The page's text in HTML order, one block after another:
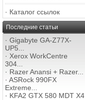
· Каталог ссылок
Последние статьи
· Gigabyte GA-Z77X-
UP5...
· Xerox WorkCentre
304...
· Razer Anansi + Razer...
· ASRock 990FX
Extreme...
· KFA2 GTX 580 MDT X4